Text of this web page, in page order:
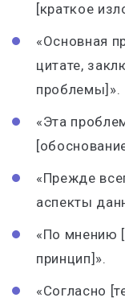
[краткое
«Основная
цитате,
проблемы]».
«Эта
«Прежде
аспекты
«По мнению
принцип]».
«Согласно